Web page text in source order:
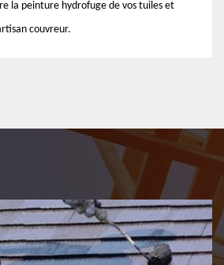
la peinture hydrofuge de vos tuiles et
couvreur.